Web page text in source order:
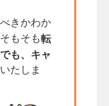
きかわか
もそも転
も、キャ
いたしま